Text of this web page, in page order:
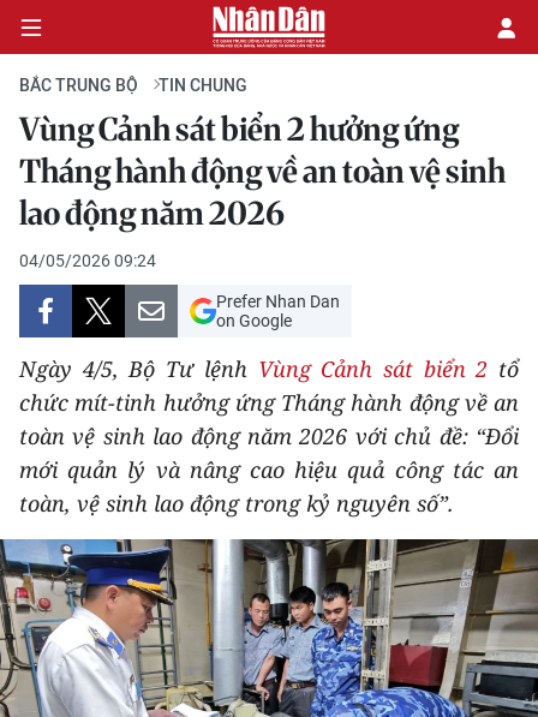
CHÍNH TRỊ
KINH TẾ
VĂN HÓA
XÃ HỘI
PHÁP LUẬT
DU LỊCH
THẾ GIỚI
THỂ THAO
GIÁO DỤC
Y TẾ
BẮC TRUNG BỘ TIN CHUNG
Vùng Cảnh sát biển 2 hưởng ứng
Tháng hành động về an toàn vệ sinh
lao động năm 2026
04/05/2026 09:24
Prefer Nhan Dan
on Google
Ngày 4/5, Bộ Tư lệnh Vùng Cảnh sát biển 2 tổ
chức mít-tinh hưởng ứng Tháng hành động về an
toàn vệ sinh lao động năm 2026 với chủ đề: “Đổi
mới quản lý và nâng cao hiệu quả công tác an
toàn, vệ sinh lao động trong kỷ nguyên số”.